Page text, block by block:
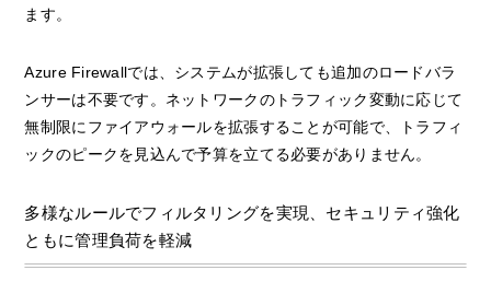
ます。
Azure Firewallでは、システムが拡張しても追加のロードバラ
ンサーは不要です。ネットワークのトラフィック変動に応じて
無制限にファイアウォールを拡張することが可能で、トラフィ
ックのピークを見込んで予算を立てる必要がありません。
多様なルールでフィルタリングを実現、セキュリティ強化
ともに管理負荷を軽減